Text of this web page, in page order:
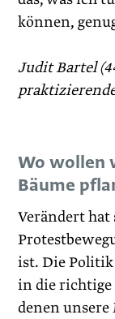
können,
Judit Bartel
Wo wollen
Bäume
Verändert hat
ist. Die
in die richtige
denen